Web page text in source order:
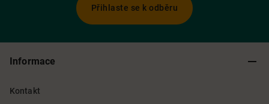
Přihlaste se k odběru
Informace
Kontakt